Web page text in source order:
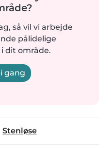
så vil vi arbejde
pålidelige
dit område.
gang
Stenløse